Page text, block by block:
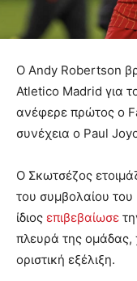
Ο Andy Robertson
Atletico Madrid για
ανέφερε πρώτος ο
συνέχεια ο Paul
Ο Σκωτσέζος
του συμβολαίου
ίδιος επιβεβαίωσε
πλευρά της ομάδας,
οριστική εξέλιξη.